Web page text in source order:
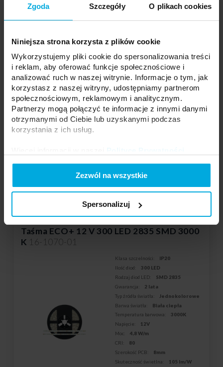
Zgoda Szczegóły O plikach cookies
Niniejsza strona korzysta z plików cookie
Wykorzystujemy pliki cookie do spersonalizowania treści
i reklam, aby oferować funkcje społecznościowe i
analizować ruch w naszej witrynie. Informacje o tym, jak
korzystasz z naszej witryny, udostępniamy partnerom
społecznościowym, reklamowym i analitycznym.
Partnerzy mogą połączyć te informacje z innymi danymi
otrzymanymi od Ciebie lub uzyskanymi podczas
korzystania z ich usług.
Zezwól na wszystkie
Spersonalizuj
Temperatura barwowa:
4000K
Szerokość PCB:
8mm
Skuteczność świetlna:
105 lm/W
Strumień świetlny:
560 lm/m
Żywotność:
Długość rolki:
Twoja cena:
Skontaktuj się z Twoim
lokalnym dystrybutorem
Cena za 1 metr
Stan magazynowy: dużo
Kraków, Polska | Kontakt:info@led-labs.pl
Taśma ECO+ 12 V 300 LED 2835 SMD 3000
K 16-1070-01
Klasa szczelności:
IP20
Ilość diod:
300 LED
Rodzaj diod LED:
SMD 2835
Gwarancja:
2 lata
Typ źródła światła:
Jednokolorowe
Barwa światła:
Biała ciepła
Temperatura barwowa:
3000K
Napięcie:
12V
Moc:
4,8 W/m
CRI:
80
Szerokość PCB:
8mm
Skuteczność świetlna:
105 lm/W